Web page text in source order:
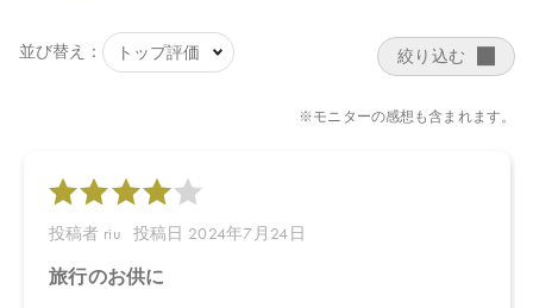
温泉水、水、デシルグルコシド、アロエベラ液汁＊、グリセリ
ン、プロパンジオール、ジイソステアリン酸ポリグリセリル－１
０、ペンチレングリコール、イヌリン、ココイルグルタミン酸２
菌培養溶解質、乳酸桿菌発酵液、ケトグルタル酸、加水分解コメ
ラベリフォリア葉／茎エキス、サピンヅストリホリアツス果実エ
キス、ビルベリー果実エキス、サトウキビエキス、レモン果実エ
キス、オレンジ果実エキス、サトウカエデエキス、ホホバ種子
油、キサンタンガム、アルギニン、トレハロース、スクワラン、
アスコルビン酸、ビターオレンジ花油＊、ビターオレンジ葉／枝